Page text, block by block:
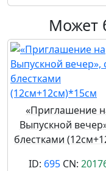
Может
«Приглашение
Выпускной
блестками
ID: 695CN: